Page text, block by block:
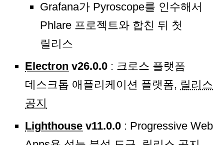
Grafana가 Pyroscope를 인수해서
Phlare 프로젝트와 합친 뒤 첫
릴리스
Electron v26.0.0 : 크로스 플랫폼
데스크톱 애플리케이션 플랫폼, 릴리스
공지
Lighthouse v11.0.0 : Progressive Web